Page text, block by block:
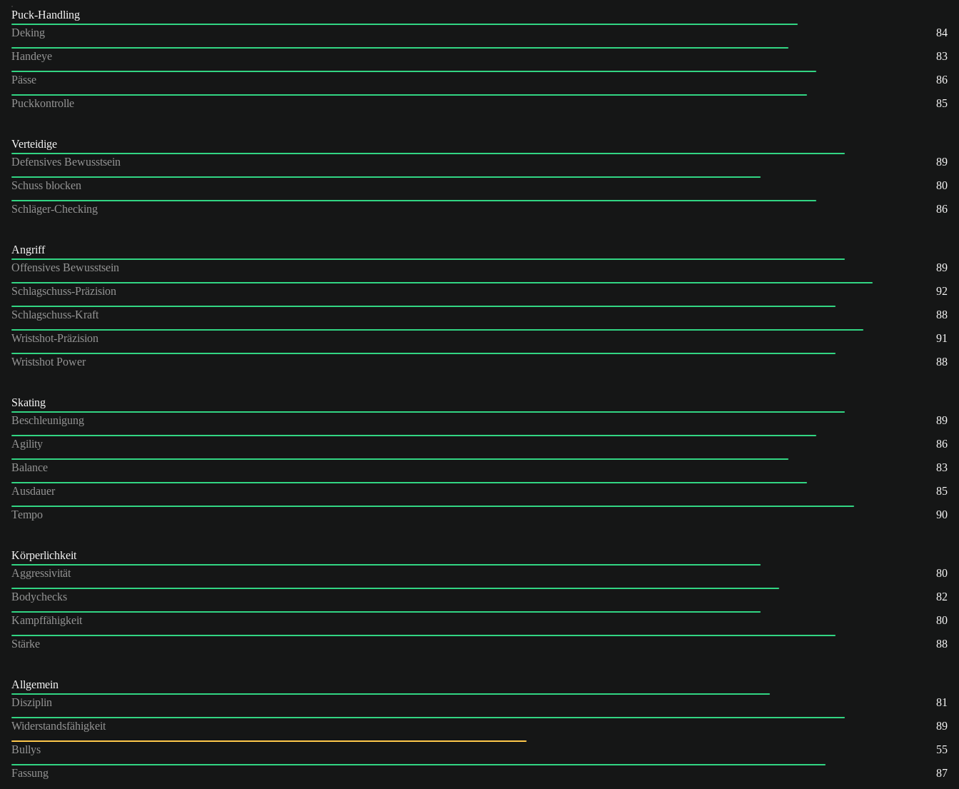
Puck-Handling
Deking
84
Handeye
83
Pässe
86
Puckkontrolle
85
Verteidige
Defensives Bewusstsein
89
Schuss blocken
80
Schläger-Checking
86
Angriff
Offensives Bewusstsein
89
Schlagschuss-Präzision
92
Schlagschuss-Kraft
88
Wristshot-Präzision
91
Wristshot Power
88
Skating
Beschleunigung
89
Agility
86
Balance
83
Ausdauer
85
Tempo
90
Körperlichkeit
Aggressivität
80
Bodychecks
82
Kampffähigkeit
80
Stärke
88
Allgemein
Disziplin
81
Widerstandsfähigkeit
89
Bullys
55
Fassung
87